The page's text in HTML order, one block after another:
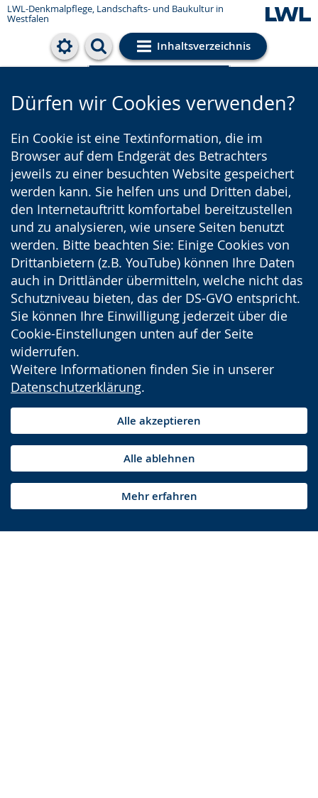
LWL-Denkmalpflege, Landschafts- und Baukultur in
Westfalen
Inhaltsverzeichnis
Cookie-Einstellungen
Dürfen wir Cookies verwenden?
Ein Cookie ist eine Textinformation, die im
Browser auf dem Endgerät des Betrachters
jeweils zu einer besuchten Website gespeichert
werden kann. Sie helfen uns und Dritten dabei,
den Internetauftritt komfortabel bereitzustellen
und zu analysieren, wie unsere Seiten benutzt
werden. Bitte beachten Sie: Einige Cookies von
Drittanbietern (z.B. YouTube) können Ihre Daten
auch in Drittländer übermitteln, welche nicht das
Schutzniveau bieten, das der DS-GVO entspricht.
Sie können Ihre Einwilligung jederzeit über die
Cookie-Einstellungen unten auf der Seite
widerrufen.
Weitere Informationen finden Sie in unserer
Datenschutzerklärung.
Alle akzeptieren
Alle ablehnen
Mehr erfahren